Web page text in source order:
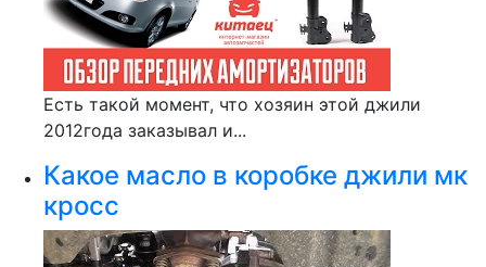
Есть такой момент, что хозяин этой джили
2012года заказывал и...
Какое масло в коробке джили мк
кросс